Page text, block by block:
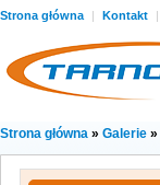
Strona główna | Kontakt |
Strona główna » Galerie »